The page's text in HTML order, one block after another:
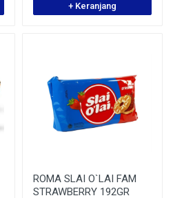
+ Keranjang
ROMA SLAI O`LAI FAM
STRAWBERRY 192GR